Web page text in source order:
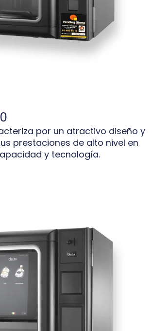
por un atractivo diseño y
prestaciones de alto nivel en
y tecnología.